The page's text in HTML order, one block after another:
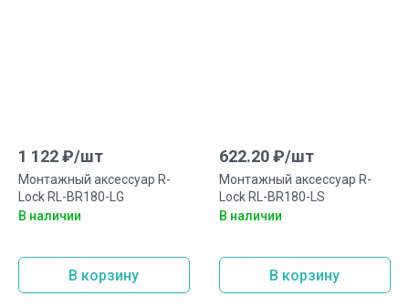
1 122₽/шт
Монтажный аксеcсуар R-
Lock RL-BR180-LG
В наличии
В корзину
622.20₽/шт
Монтажный аксеcсуар R-
Lock RL-BR180-LS
В наличии
В корзину